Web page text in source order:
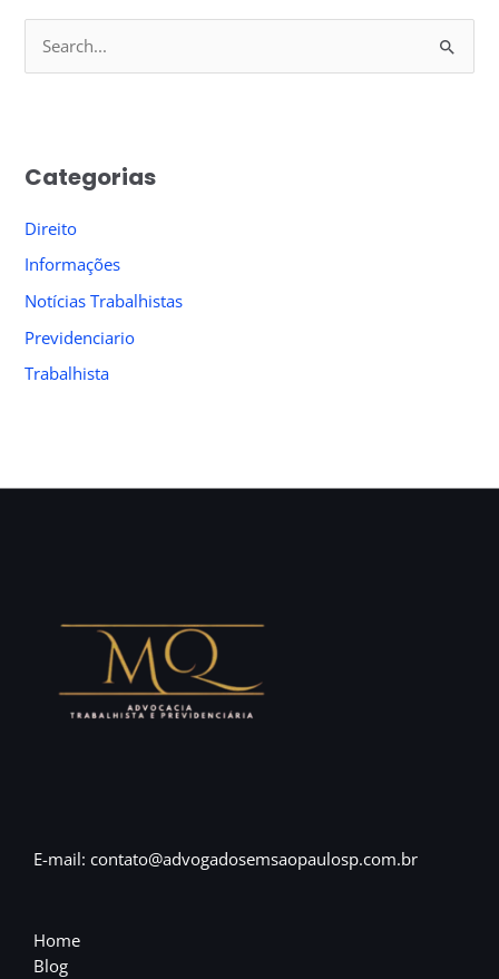
c
o
r
:
Categorias
Direito
Informações
Notícias Trabalhistas
Previdenciario
Trabalhista
E-mail: contato@advogadosemsaopaulosp.com.br
Home
Blog